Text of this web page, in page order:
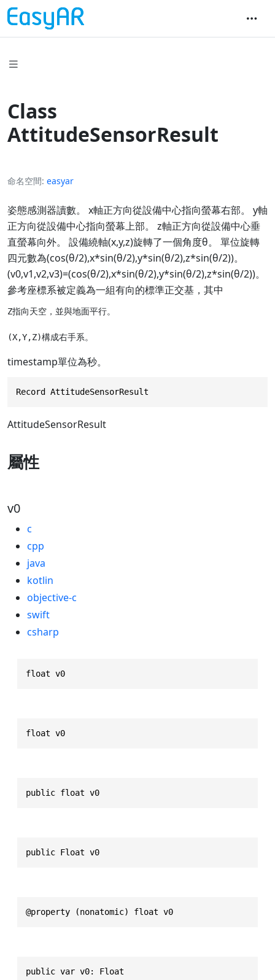
Class
AttitudeSensorResult
命名空間 easyar
姿態感測器讀數。 x軸正方向從設備中心指向螢幕右部。 y軸
正方向從設備中心指向螢幕上部。 z軸正方向從設備中心垂
直螢幕向外。 設備繞軸(x,y,z)旋轉了一個角度θ。 單位旋轉
四元數為(cos(θ/2),x*sin(θ/2),y*sin(θ/2),z*sin(θ/2))。
(v0,v1,v2,v3)=(cos(θ/2),x*sin(θ/2),y*sin(θ/2),z*sin(θ/2))。
參考座標系被定義為一組有向的標準正交基，其中
Z指向天空，並與地面平行。
timestamp單位為秒。
Record AttitudeSensorResult
AttitudeSensorResult
屬性
v0
c
cpp
java
kotlin
objective-c
swift
csharp
float v0
float v0
public float v0
public Float v0
@property (nonatomic) float v0
public var v0: Float